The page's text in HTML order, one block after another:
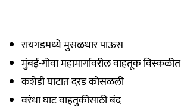
रायगडमध्ये मुसळधार पाऊस
मुंबई-गोवा महामार्गावरील वाहतूक विस्कळीत
कशेडी घाटात दरड कोसळली
वरंधा घाट वाहतुकीसाठी बंद